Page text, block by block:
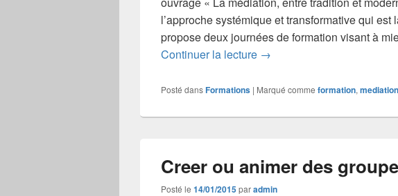
l’approche systémique et transformative qui est
propose deux journées de formation visant à
Continuer la lecture Règlements de compte
→
Posté dansFormations | Marqué comme formation,
Creer ou animer des
Posté le 14/01/2015paradmin